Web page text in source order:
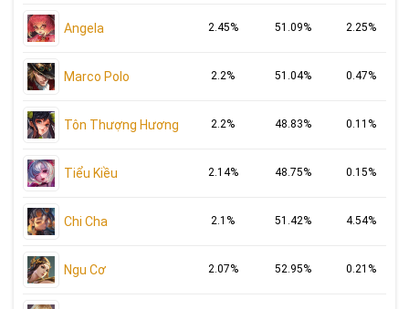
Angela 2.45% 51.09% 2.25%
Marco Polo 2.2% 51.04% 0.47%
Tôn Thượng Hương 2.2% 48.83% 0.11%
Tiểu Kiều 2.14% 48.75% 0.15%
Chi Cha 2.1% 51.42% 4.54%
Ngu Cơ 2.07% 52.95% 0.21%